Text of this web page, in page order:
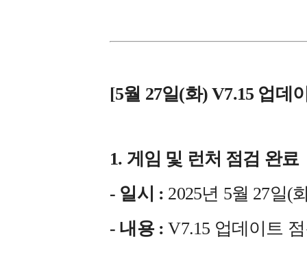
[5월 27일(화) V7.15 업데
1. 게임 및 런처 점검 완료
- 일시 : 2025년 5월 27일(
- 내용 :V7.15 업데이트